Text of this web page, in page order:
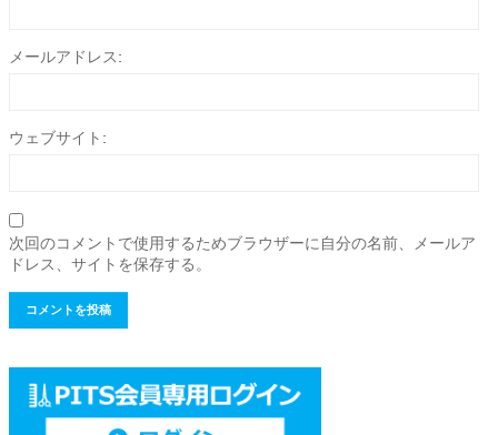
メールアドレス:
ウェブサイト:
次回のコメントで使用するためブラウザーに自分の名前、メールア
ドレス、サイトを保存する。